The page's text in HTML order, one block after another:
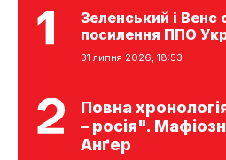
Зеленський і Венс
посилення ППО
31 липня 2026, 18:53
Повна
– росія".
Анґер